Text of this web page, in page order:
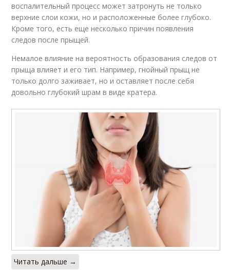
воспалительный процесс может затронуть не только
верхние слои кожи, но и расположенные более глубоко.
Кроме того, есть еще несколько причин появления
следов после прыщей.
Немалое влияние на вероятность образования следов от
прыща влияет и его тип. Например, гнойный прыщ не
только долго заживает, но и оставляет после себя
довольно глубокий шрам в виде кратера.
Читать дальше →